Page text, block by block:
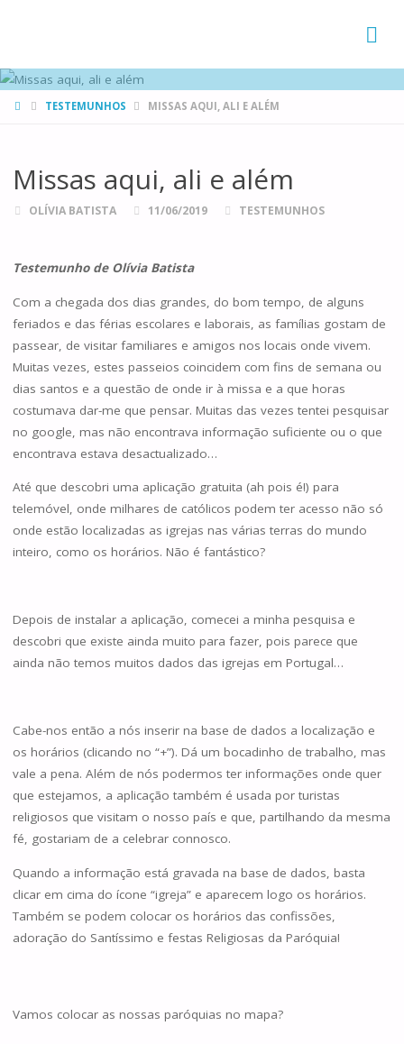
HOMETESTEMUNHOS MISSAS AQUI, ALI E ALÉM
Missas aqui, ali e além
OLÍVIA BATISTA 11/06/2019 TESTEMUNHOS
Testemunho de Olívia Batista
Com a chegada dos dias grandes, do bom tempo, de alguns
feriados e das férias escolares e laborais, as famílias gostam de
passear, de visitar familiares e amigos nos locais onde vivem.
Muitas vezes, estes passeios coincidem com fins de semana ou
dias santos e a questão de onde ir à missa e a que horas
costumava dar-me que pensar. Muitas das vezes tentei pesquisar
no google, mas não encontrava informação suficiente ou o que
encontrava estava desactualizado…
Até que descobri uma aplicação gratuita (ah pois é!) para
telemóvel, onde milhares de católicos podem ter acesso não só
onde estão localizadas as igrejas nas várias terras do mundo
inteiro, como os horários. Não é fantástico?
Depois de instalar a aplicação, comecei a minha pesquisa e
descobri que existe ainda muito para fazer, pois parece que
ainda não temos muitos dados das igrejas em Portugal…
Cabe-nos então a nós inserir na base de dados a localização e
os horários (clicando no “+”). Dá um bocadinho de trabalho, mas
vale a pena. Além de nós podermos ter informações onde quer
que estejamos, a aplicação também é usada por turistas
religiosos que visitam o nosso país e que, partilhando da mesma
fé, gostariam de a celebrar connosco.
Quando a informação está gravada na base de dados, basta
clicar em cima do ícone “igreja” e aparecem logo os horários.
Também se podem colocar os horários das confissões,
adoração do Santíssimo e festas Religiosas da Paróquia!
Vamos colocar as nossas paróquias no mapa?